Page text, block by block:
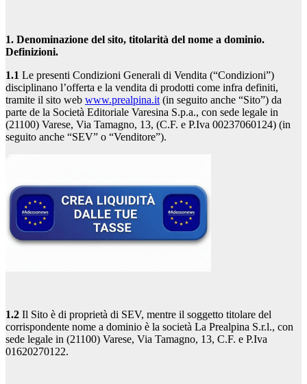
1. Denominazione del sito, titolarità del nome a dominio.
Definizioni.
1.1 Le presenti Condizioni Generali di Vendita (“Condizioni”)
disciplinano l’offerta e la vendita di prodotti come infra definiti,
tramite il sito web www.prealpina.it(in seguito anche “Sito”) da
parte de la Società Editoriale Varesina S.p.a., con sede legale in
(21100) Varese, Via Tamagno, 13, (C.F. e P.Iva 00237060124) (in
seguito anche “SEV” o “Venditore”).
1.2 Il Sito è di proprietà di SEV, mentre il soggetto titolare del
corrispondente nome a dominio è la società La Prealpina S.r.l., con
sede legale in (21100) Varese, Via Tamagno, 13, C.F. e P.Iva
01620270122.